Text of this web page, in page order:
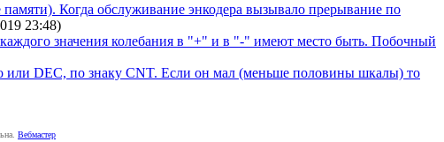
Когда обслуживание энкодера вызывало прерывание по
23:48)
значения колебания в "+" и в "-" имеют место быть. Побочный
или DEC, по знаку CNT. Если он мал (меньше половины шкалы) то
Вебмастер